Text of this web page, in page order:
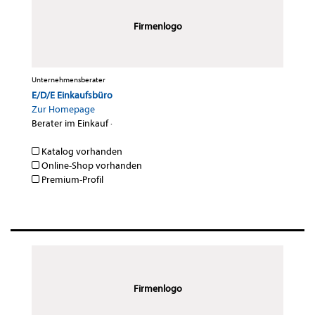
Firmenlogo
Unternehmensberater
E/D/E Einkaufsbüro
Zur Homepage
Berater im Einkauf·
Katalog vorhanden
Online-Shop vorhanden
Premium-Profil
Firmenlogo